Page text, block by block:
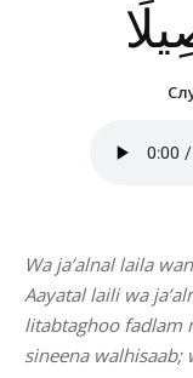
Wa ja’alnal laila
Aayatal laili wa
litabtaghoo fadlam
sineena walhisaab;